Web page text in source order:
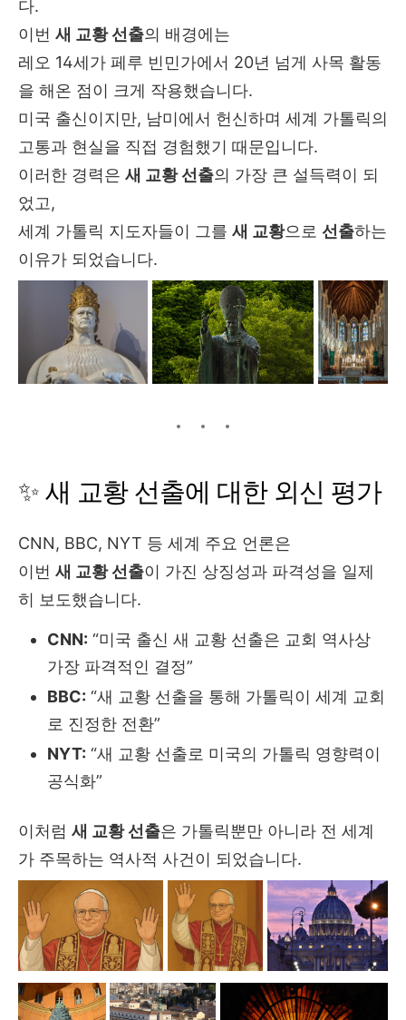
다.
이번 새 교황 선출의 배경에는
레오 14세가 페루 빈민가에서 20년 넘게 사목 활동
을 해온 점이 크게 작용했습니다.
미국 출신이지만, 남미에서 헌신하며 세계 가톨릭의
고통과 현실을 직접 경험했기 때문입니다.
이러한 경력은 새 교황 선출의 가장 큰 설득력이 되
었고,
세계 가톨릭 지도자들이 그를 새 교황으로 선출하는
이유가 되었습니다.
✨ 새 교황 선출에 대한 외신 평가
CNN, BBC, NYT 등 세계 주요 언론은
이번 새 교황 선출이 가진 상징성과 파격성을 일제
히 보도했습니다.
CNN: “미국 출신 새 교황 선출은 교회 역사상
가장 파격적인 결정”
BBC: “새 교황 선출을 통해 가톨릭이 세계 교회
로 진정한 전환”
NYT: “새 교황 선출로 미국의 가톨릭 영향력이
공식화”
이처럼 새 교황 선출은 가톨릭뿐만 아니라 전 세계
가 주목하는 역사적 사건이 되었습니다.